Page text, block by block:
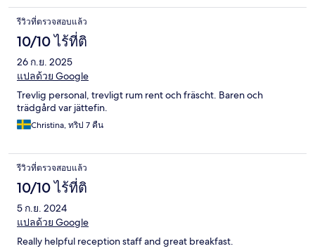
รีวิวที่ตรวจสอบแล้ว
10/10 ไร้ที่ติ
26 ก.ย. 2025
แปลด้วย Google
Trevlig personal, trevligt rum rent och fräscht. Baren och
trädgård var jättefin.
Christina, ทริป 7 คืน
รีวิวที่ตรวจสอบแล้ว
10/10 ไร้ที่ติ
5 ก.ย. 2024
แปลด้วย Google
Really helpful reception staff and great breakfast.